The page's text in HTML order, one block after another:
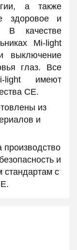
а также
здоровое и
В качестве
Mi-light
выключение
глаз. Все
light имеют
СЕ.